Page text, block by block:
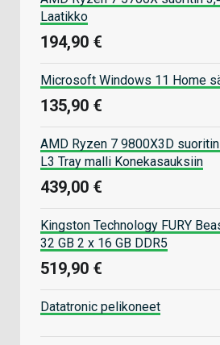
Laatikko
194,90 €
Microsoft Windows 11 Home
135,90 €
AMD Ryzen 7 9800X3D
L3 Tray malli Konekasauksiin
439,00 €
Kingston Technology FURY
32 GB 2 x 16 GB DDR5
519,90 €
Datatronic pelikoneet